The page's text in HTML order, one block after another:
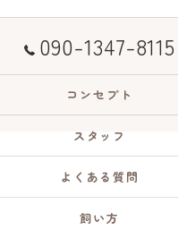
090-1347-8115
コンセプト
スタッフ
よくある質問
飼い方